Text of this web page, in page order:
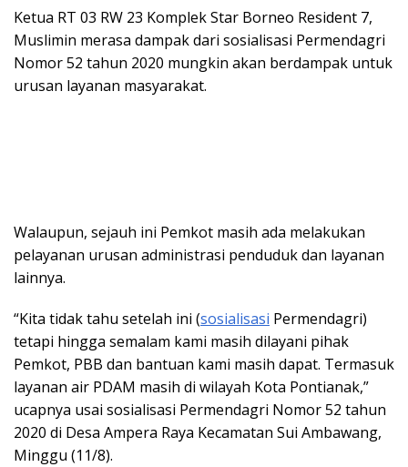
Ketua RT 03 RW 23 Komplek Star Borneo Resident 7,
Muslimin merasa dampak dari sosialisasi Permendagri
Nomor 52 tahun 2020 mungkin akan berdampak untuk
urusan layanan masyarakat.
Walaupun, sejauh ini Pemkot masih ada melakukan
pelayanan urusan administrasi penduduk dan layanan
lainnya.
“Kita tidak tahu setelah ini (sosialisasi Permendagri)
tetapi hingga semalam kami masih dilayani pihak
Pemkot, PBB dan bantuan kami masih dapat. Termasuk
layanan air PDAM masih di wilayah Kota Pontianak,”
ucapnya usai sosialisasi Permendagri Nomor 52 tahun
2020 di Desa Ampera Raya Kecamatan Sui Ambawang,
Minggu (11/8).